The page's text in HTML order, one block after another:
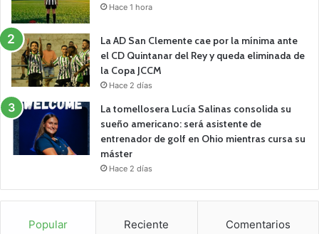
Hace 1 hora
La AD San Clemente cae por la mínima ante
el CD Quintanar del Rey y queda eliminada de
la Copa JCCM
Hace 2 días
La tomellosera Lucía Salinas consolida su
sueño americano: será asistente de
entrenador de golf en Ohio mientras cursa su
máster
Hace 2 días
Popular Reciente Comentarios